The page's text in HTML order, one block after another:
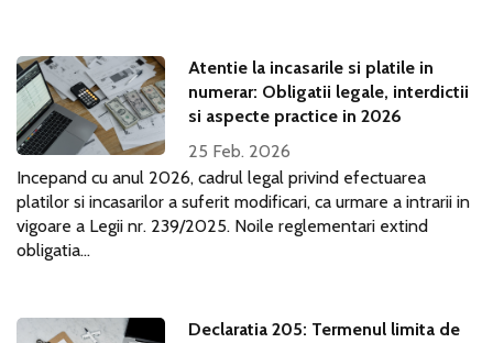
Atentie la incasarile si platile in
numerar: Obligatii legale, interdictii
si aspecte practice in 2026
25 Feb. 2026
Incepand cu anul 2026, cadrul legal privind efectuarea
platilor si incasarilor a suferit modificari, ca urmare a intrarii in
vigoare a Legii nr. 239/2025. Noile reglementari extind
obligatia...
Declaratia 205: Termenul limita de